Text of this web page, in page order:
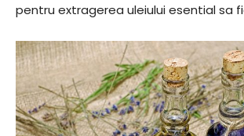
pentru extragerea uleiului esential sa